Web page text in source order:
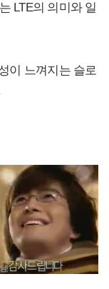
LTE의 의미와 일
이 느껴지는 슬로